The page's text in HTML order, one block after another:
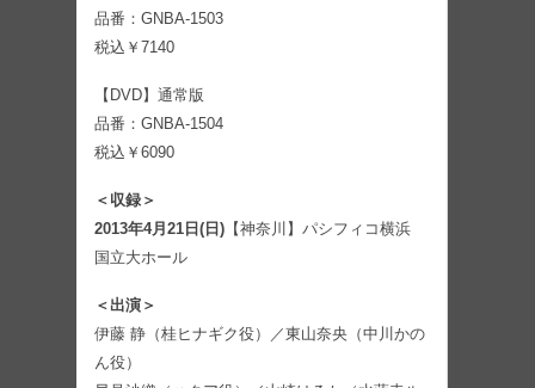
品番：GNBA-1503
税込￥7140
【DVD】通常版
品番：GNBA-1504
税込￥6090
＜収録＞
2013年4月21日(日) 【神奈川】パシフィコ横浜
国立大ホール
＜出演＞
伊藤 静（桂ヒナギク役）／東山奈央（中川かの
ん役）